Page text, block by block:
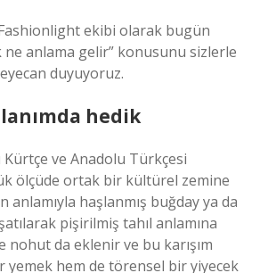
ekibi olarak bugün
ne anlama gelir” konusunu sizlerle
duyuyoruz.
hedik
Kürtçe ve Anadolu Türkçesi
ölçüde ortak bir kültürel zemine
anlamıyla haşlanmış buğday ya da
pişirilmiş tahıl anlamına
nohut da eklenir ve bu karışım
yemek hem de törensel bir yiyecek